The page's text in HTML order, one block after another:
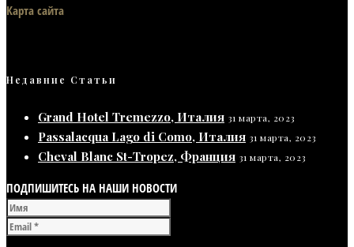
Карта сайта
Недавние Статьи
Grand Hotel Tremezzo, Италия 31 марта, 2023
Passalacqua Lago di Como, Италия 31 марта, 2023
Cheval Blanc St-Tropez, Франция 31 марта, 2023
ПОДПИШИТЕСЬ НА НАШИ НОВОСТИ